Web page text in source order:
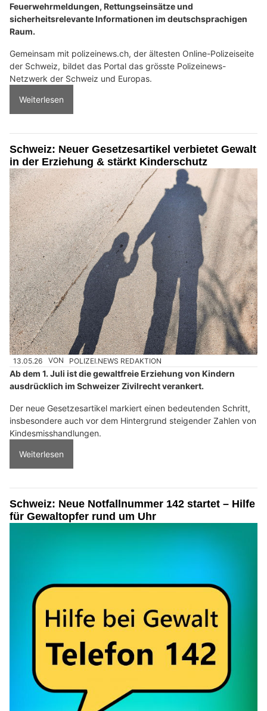
Feuerwehrmeldungen, Rettungseinsätze und
sicherheitsrelevante Informationen im deutschsprachigen
Raum.
Gemeinsam mit polizeinews.ch, der ältesten Online-Polizeiseite
der Schweiz, bildet das Portal das grösste Polizeinews-
Netzwerk der Schweiz und Europas.
Weiterlesen
Schweiz: Neuer Gesetzesartikel verbietet Gewalt
in der Erziehung & stärkt Kinderschutz
13.05.26 VON POLIZEI.NEWS REDAKTION
Ab dem 1. Juli ist die gewaltfreie Erziehung von Kindern
ausdrücklich im Schweizer Zivilrecht verankert.
Der neue Gesetzesartikel markiert einen bedeutenden Schritt,
insbesondere auch vor dem Hintergrund steigender Zahlen von
Kindesmisshandlungen.
Weiterlesen
Schweiz: Neue Notfallnummer 142 startet – Hilfe
für Gewaltopfer rund um Uhr